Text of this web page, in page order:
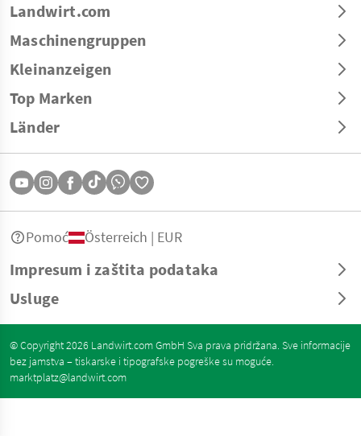
Landwirt.com
Maschinengruppen
Kleinanzeigen
Top Marken
Länder
Impresum i zaštita podataka
Usluge
Pomoć Österreich | EUR
© Copyright 2026 Landwirt.com GmbH Sva prava pridržana. Sve informacije
bez jamstva – tiskarske i tipografske pogreške su moguće.
marktplatz@landwirt.com